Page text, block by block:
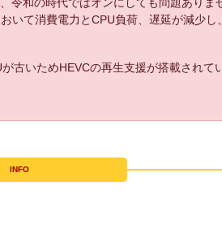
て消費電力とCPU負荷、遅延が減少し
いためHEVCの再生支援が搭載されて
INFO